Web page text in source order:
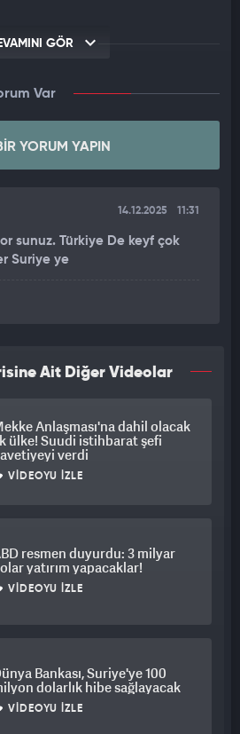
GÖR
Var
YORUM YAPIN
14.12.2025 11:31
sunuz. Türkiye De keyf çok
Suriye ye
Ait Diğer Videolar
Anlaşması'na dahil olacak
ülke! Suudi istihbarat şefi
verdi
VIDEOYU İZLE
resmen duyurdu: 3 milyar
yatırım yapacaklar!
VIDEOYU İZLE
Bankası, Suriye'ye 100
dolarlık hibe sağlayacak
VIDEOYU İZLE